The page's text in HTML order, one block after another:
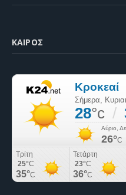
ΚΑΙΡΌΣ